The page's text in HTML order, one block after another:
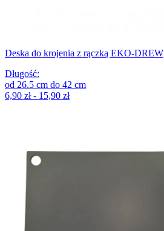
Deska do krojenia z rączką EKO-DREW
Długość:
od 26.5 cm do 42 cm
6,90 zł - 15,90 zł